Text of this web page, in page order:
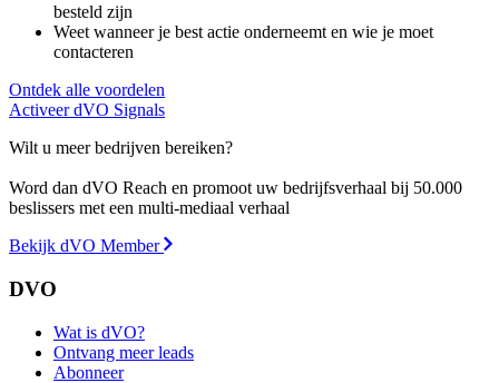
besteld zijn
Weet wanneer je best actie onderneemt en wie je moet
contacteren
Ontdek alle voordelen
Activeer dVO Signals
Wilt u meer bedrijven bereiken?
Word dan dVO Reach en promoot uw bedrijfsverhaal bij 50.000
beslissers met een multi-mediaal verhaal
Bekijk dVO Member
DVO
Wat is dVO?
Ontvang meer leads
Abonneer